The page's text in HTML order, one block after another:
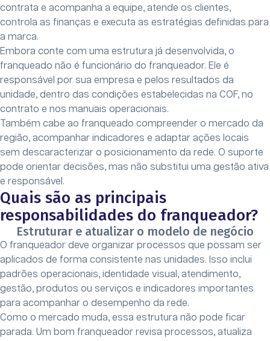
contrata e acompanha a equipe, atende os clientes,
controla as finanças e executa as estratégias definidas para
a marca.
Embora conte com uma estrutura já desenvolvida, o
franqueado não é funcionário do franqueador. Ele é
responsável por sua empresa e pelos resultados da
unidade, dentro das condições estabelecidas na COF, no
contrato e nos manuais operacionais.
Também cabe ao franqueado compreender o mercado da
região, acompanhar indicadores e adaptar ações locais
sem descaracterizar o posicionamento da rede. O suporte
pode orientar decisões, mas não substitui uma gestão ativa
e responsável.
Quais são as principais
responsabilidades do franqueador?
Estruturar e atualizar o modelo de negócio
O franqueador deve organizar processos que possam ser
aplicados de forma consistente nas unidades. Isso inclui
padrões operacionais, identidade visual, atendimento,
gestão, produtos ou serviços e indicadores importantes
para acompanhar o desempenho da rede.
Como o mercado muda, essa estrutura não pode ficar
parada. Um bom franqueador revisa processos, atualiza